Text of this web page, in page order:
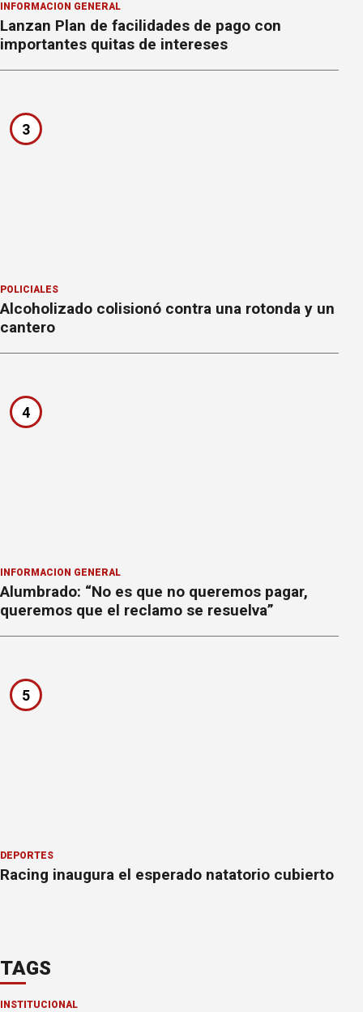
INFORMACION GENERAL
Lanzan Plan de facilidades de pago con
importantes quitas de intereses
3
POLICIALES
Alcoholizado colisionó contra una rotonda y un
cantero
4
INFORMACION GENERAL
Alumbrado: “No es que no queremos pagar,
queremos que el reclamo se resuelva”
5
DEPORTES
Racing inaugura el esperado natatorio cubierto
TAGS
INSTITUCIONAL